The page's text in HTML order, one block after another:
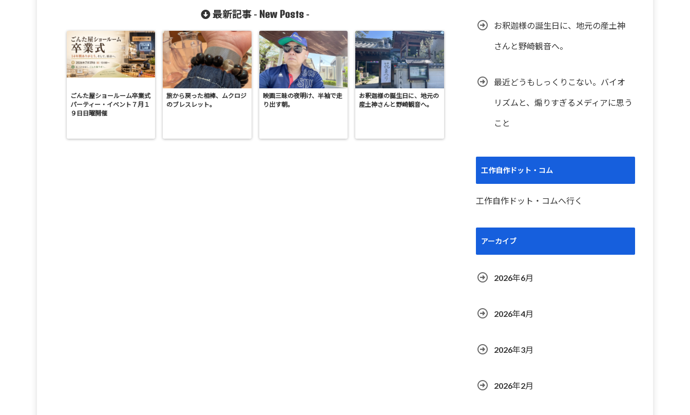
最新記事 - New Posts -
ごんた屋ショールーム卒業式
パーティー・イベント７月１
９日日曜開催
旅から戻った相棒、ムクロジ
のブレスレット。
映画三昧の夜明け、半袖で走
り出す朝。
お釈迦様の誕生日に、地元の
産土神さんと野崎観音へ。
お釈迦様の誕生日に、地元の産土神
さんと野崎観音へ。
最近どうもしっくりこない。バイオ
リズムと、煽りすぎるメディアに思う
こと
工作自作ドット・コム
工作自作ドット・コムへ行く
アーカイブ
2026年6月
2026年4月
2026年3月
2026年2月